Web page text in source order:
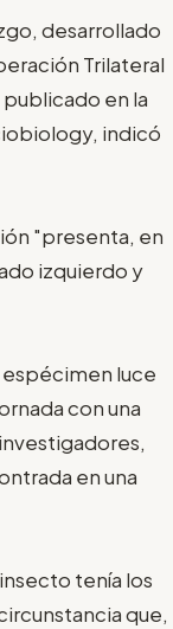
desarrollado
Trilateral
en la
indicó
"presenta, en
izquierdo y
espécimen luce
con una
en una
tenía los
que,